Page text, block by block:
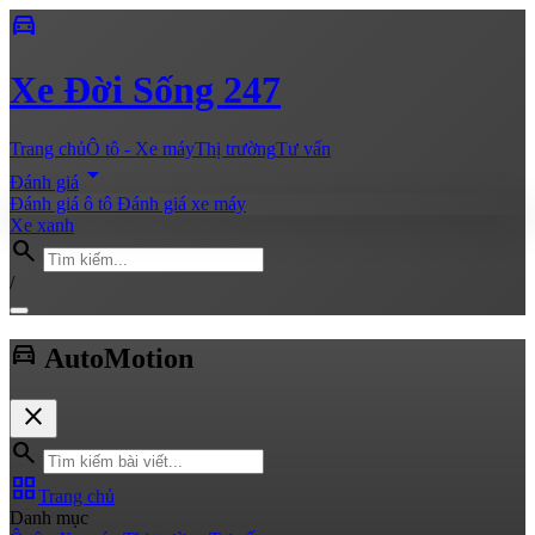
directions_car
Xe Đời Sống 247
Trang chủÔ tô - Xe máyThị trườngTư vấn
Đánh giá arrow_drop_down
Đánh giá ô tô Đánh giá xe máy
Xe xanh
search
/
directions_car AutoMotion
close
search
grid_viewTrang chủ
Danh mục